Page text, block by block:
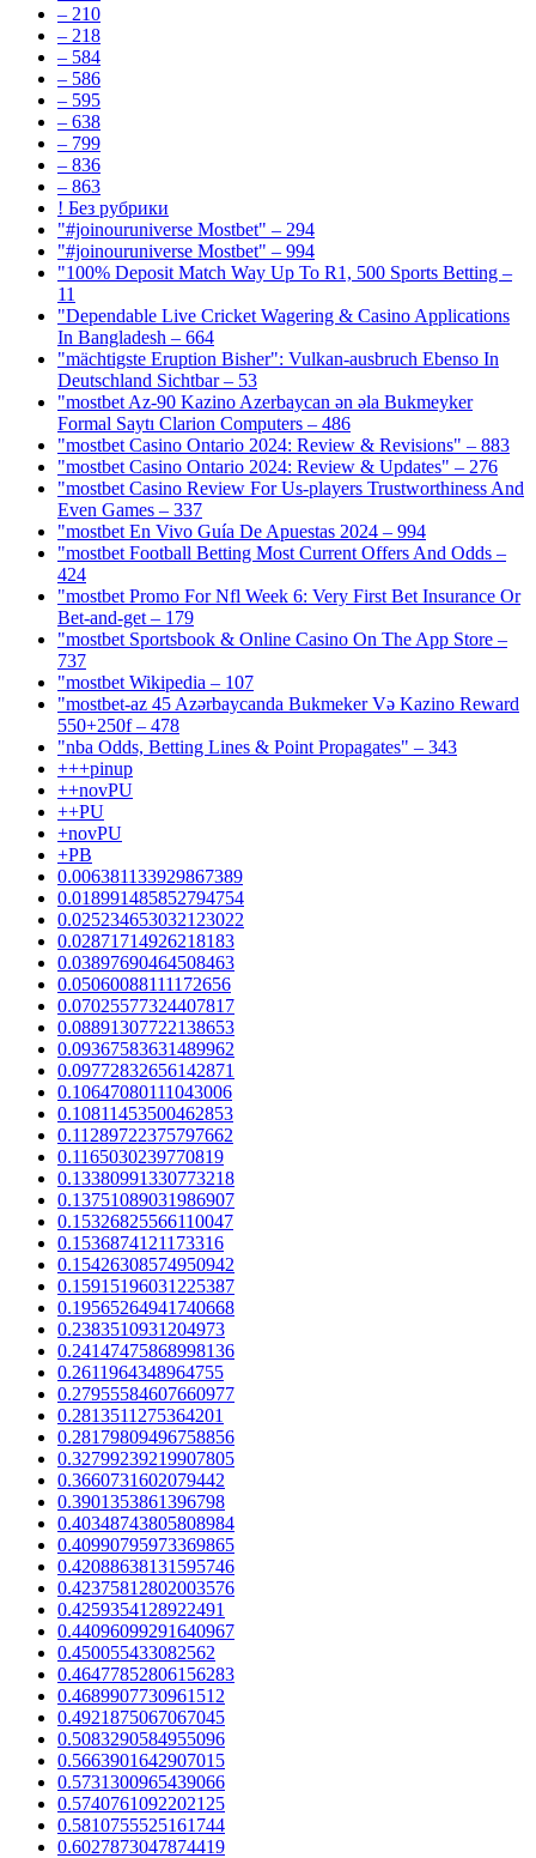
– 210
– 218
– 584
– 586
– 595
– 638
– 799
– 836
– 863
! Без рубрики
"#joinouruniverse Mostbet" – 294
"#joinouruniverse Mostbet" – 994
"100% Deposit Match Way Up To R1, 500 Sports Betting –
11
"Dependable Live Cricket Wagering & Casino Applications
In Bangladesh – 664
"mächtigste Eruption Bisher": Vulkan-ausbruch Ebenso In
Deutschland Sichtbar – 53
"mostbet Az-90 Kazino Azerbaycan ən əla Bukmeyker
Formal Saytı Clarion Computers – 486
"mostbet Casino Ontario 2024: Review & Revisions" – 883
"mostbet Casino Ontario 2024: Review & Updates" – 276
"mostbet Casino Review For Us-players Trustworthiness And
Even Games – 337
"mostbet En Vivo Guía De Apuestas 2024 – 994
"mostbet Football Betting Most Current Offers And Odds –
424
"mostbet Promo For Nfl Week 6: Very First Bet Insurance Or
Bet-and-get – 179
"‎mostbet Sportsbook & Online Casino On The App Store –
737
"mostbet Wikipedia – 107
"mostbet-az 45 Azərbaycanda Bukmeker Və Kazino Reward
550+250f – 478
"nba Odds, Betting Lines & Point Propagates" – 343
+++pinup
++novPU
++PU
+novPU
+PB
0.006381133929867389
0.018991485852794754
0.025234653032123022
0.02871714926218183
0.03897690464508463
0.05060088111172656
0.07025577324407817
0.08891307722138653
0.09367583631489962
0.09772832656142871
0.10647080111043006
0.10811453500462853
0.11289722375797662
0.1165030239770819
0.13380991330773218
0.13751089031986907
0.15326825566110047
0.1536874121173316
0.15426308574950942
0.15915196031225387
0.19565264941740668
0.2383510931204973
0.24147475868998136
0.2611964348964755
0.27955584607660977
0.2813511275364201
0.28179809496758856
0.32799239219907805
0.3660731602079442
0.3901353861396798
0.40348743805808984
0.40990795973369865
0.42088638131595746
0.42375812802003576
0.4259354128922491
0.44096099291640967
0.450055433082562
0.46477852806156283
0.4689907730961512
0.4921875067067045
0.5083290584955096
0.5663901642907015
0.5731300965439066
0.5740761092202125
0.5810755525161744
0.6027873047874419